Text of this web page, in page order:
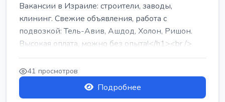
Вакансии в Израиле: строители, заводы,
клининг. Свежие объявления, работа с
подвозкой: Тель-Авив, Ашдод, Холон, Ришон.
Высокая оплата, можно без опыта!</h1><br />
...
41 просмотров
Подробнее